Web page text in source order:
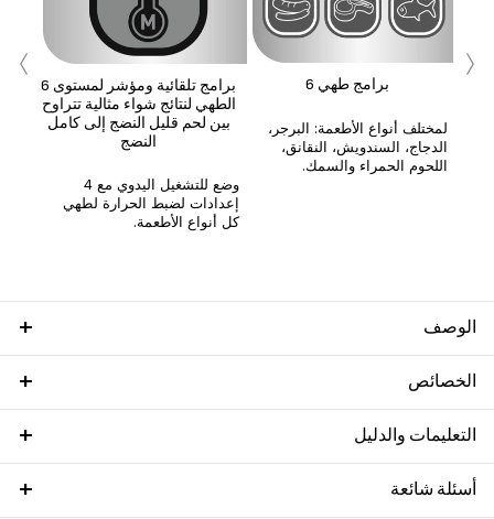
6 برامج تلقائية ومؤشر لمستوى
الطهي لنتائج شواء مثالية تتراوح
بين لحم قليل النضج إلى كامل
النضج
وضع للتشغيل اليدوي مع 4
إعدادات لضبط الحرارة لطهي
كل أنواع الأطعمة.
6 برامج طهي
لمختلف أنواع الأطعمة: البرجر،
الدجاج، السندويش، النقانق،
اللحوم الحمراء والسمك.
‹ ›
الوصف
الخصائص
التعليمات والدليل
أسئلة شائعة